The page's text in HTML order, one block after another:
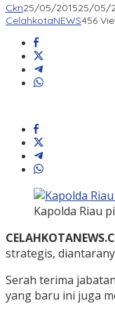
Ckn25/05/201525/05/
CelahkotaNEWS456
Kapolda Riau
strategis,
Serah terima
yang baru ini juga